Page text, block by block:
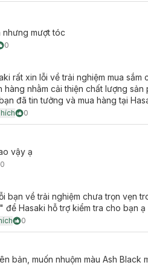
như gội đầu. Bọt nhuộm bền, lâu
vào sợi tóc, mang đến màu tóc
tóc nhuộm khác nhau dựa trên
không chất bảo quản Paraben.
Nhuộm Tóc Dạng Bọt
và ánh sáng trực tiếp.
em.
mặt hoặc da đầu nhạy cảm, bị
nhưng mượt tóc
0
rất xin lỗi về trải nghiệm mua
hàng nhằm cải thiện chất lượng
đã tin tưởng và mua hàng tại
0
vậy ạ
0
bạn về trải nghiệm chưa trọn vẹn
để Hasaki hỗ trợ kiểm tra cho bạn ạ
0
bản, muốn nhuộm màu Ash